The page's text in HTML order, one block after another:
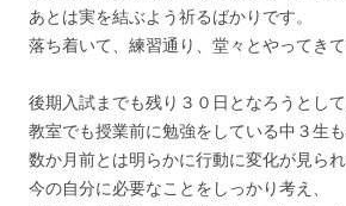
あとは実を結ぶよう祈るばかりです。
落ち着いて、練習通り、堂々とやってきて
後期入試までも残り３０日となろうとして
教室でも授業前に勉強をしている中３生も
数か月前とは明らかに行動に変化が見られ
今の自分に必要なことをしっかり考え、